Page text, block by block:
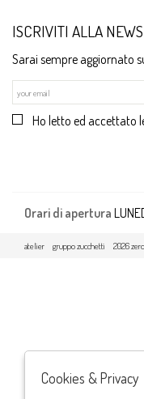
ISCRIVITI ALLA
Sarai sempre aggiornato
Ho letto ed accettato
Orari di apertura
2026
atelier gruppo zucchetti
Cookies & Privacy